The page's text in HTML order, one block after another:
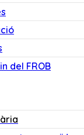
del FROB